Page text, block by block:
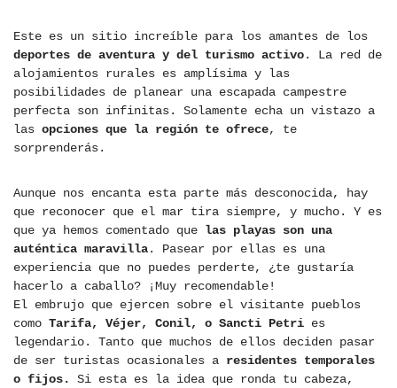
Este es un sitio increíble para los amantes de los
deportes de aventura y del turismo activo. La red de
alojamientos rurales es amplísima y las
posibilidades de planear una escapada campestre
perfecta son infinitas. Solamente echa un vistazo a
las opciones que la región te ofrece, te
sorprenderás.
Aunque nos encanta esta parte más desconocida, hay
que reconocer que el mar tira siempre, y mucho. Y es
que ya hemos comentado que las playas son una
auténtica maravilla. Pasear por ellas es una
experiencia que no puedes perderte, ¿te gustaría
hacerlo a caballo? ¡Muy recomendable!
El embrujo que ejercen sobre el visitante pueblos
como Tarifa, Véjer, Conil, o Sancti Petri es
legendario. Tanto que muchos de ellos deciden pasar
de ser turistas ocasionales a residentes temporales
o fijos.
Si esta es la idea que ronda tu cabeza,